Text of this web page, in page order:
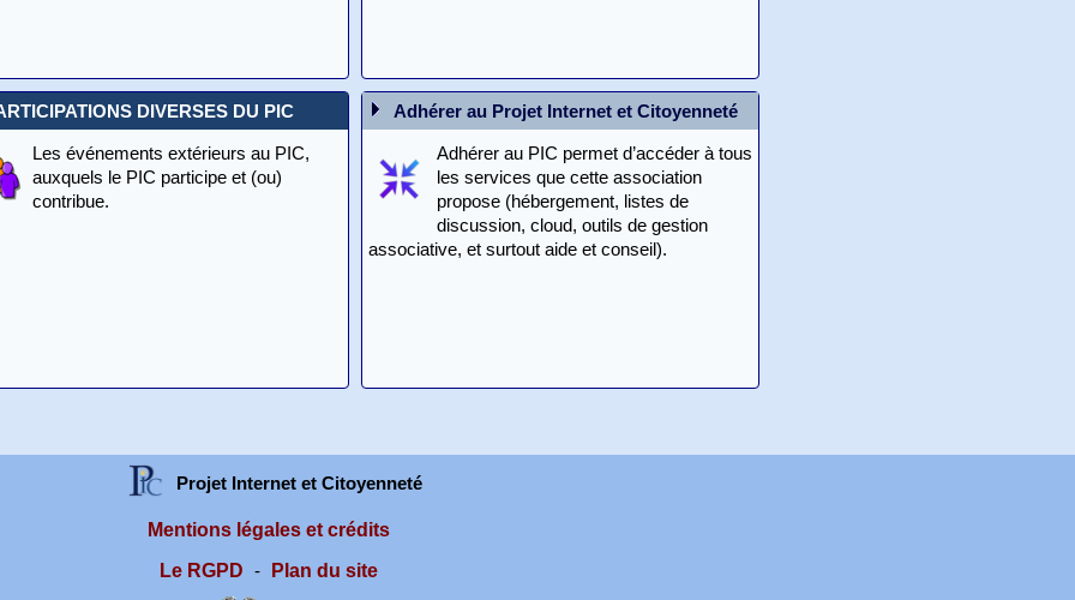
DIVERSES DU PIC
Les événements extérieurs au PIC,
auxquels le PIC participe et (ou)
contribue.
Adhérer au Projet Internet et Citoyenneté
Adhérer au PIC permet d’accéder à tous
les services que cette association
propose (hébergement, listes de
discussion, cloud, outils de gestion
associative, et surtout aide et conseil).
Projet Internet et Citoyenneté
Mentions légales et crédits
Le RGPD
- Plan du site